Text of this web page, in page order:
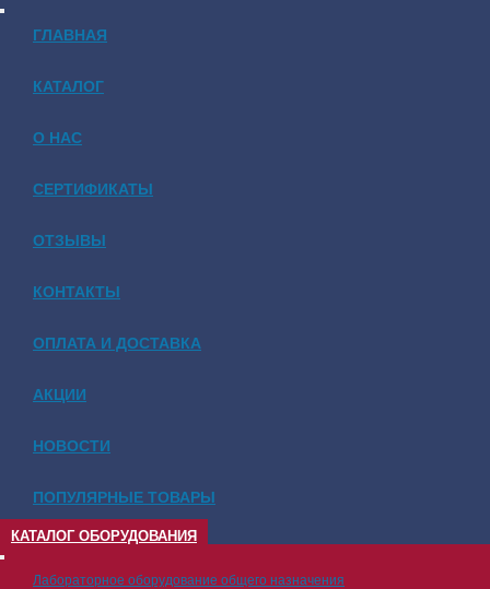
ГЛАВНАЯ
КАТАЛОГ
О НАС
СЕРТИФИКАТЫ
ОТЗЫВЫ
КОНТАКТЫ
ОПЛАТА И ДОСТАВКА
АКЦИИ
НОВОСТИ
ПОПУЛЯРНЫЕ ТОВАРЫ
КАТАЛОГ ОБОРУДОВАНИЯ
Лабораторное оборудование общего назначения